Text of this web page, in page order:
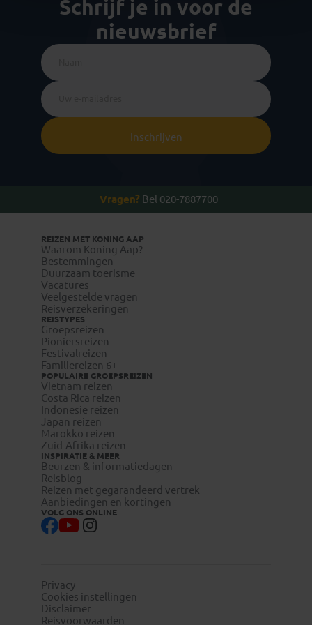
Schrijf je in voor de
nieuwsbrief
Inschrijven
Vragen? Bel 020-7887700
REIZEN MET KONING AAP
Waarom Koning Aap?
Bestemmingen
Duurzaam toerisme
Vacatures
Veelgestelde vragen
Reisverzekeringen
REISTYPES
Groepsreizen
Pioniersreizen
Festivalreizen
Familiereizen 6+
POPULAIRE GROEPSREIZEN
Vietnam reizen
Costa Rica reizen
Indonesie reizen
Japan reizen
Marokko reizen
Zuid-Afrika reizen
INSPIRATIE & MEER
Beurzen & informatiedagen
Reisblog
Reizen met gegarandeerd vertrek
Aanbiedingen en kortingen
VOLG ONS ONLINE
Privacy
Cookies instellingen
Disclaimer
Reisvoorwaarden